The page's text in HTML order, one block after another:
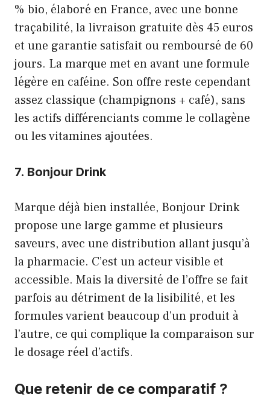
% bio, élaboré en France, avec une bonne
traçabilité, la livraison gratuite dès 45 euros
et une garantie satisfait ou remboursé de 60
jours. La marque met en avant une formule
légère en caféine. Son offre reste cependant
assez classique (champignons + café), sans
les actifs différenciants comme le collagène
ou les vitamines ajoutées.
7. Bonjour Drink
Marque déjà bien installée, Bonjour Drink
propose une large gamme et plusieurs
saveurs, avec une distribution allant jusqu’à
la pharmacie. C’est un acteur visible et
accessible. Mais la diversité de l’offre se fait
parfois au détriment de la lisibilité, et les
formules varient beaucoup d’un produit à
l’autre, ce qui complique la comparaison sur
le dosage réel d’actifs.
Que retenir de ce comparatif ?